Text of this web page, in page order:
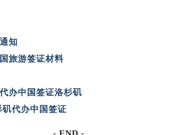
知
旅游签证材料
办中国签证洛杉矶
代办中国签证